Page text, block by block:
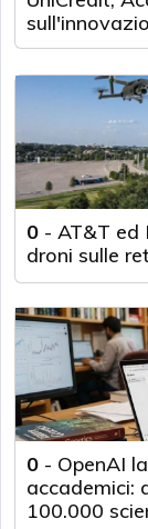
0 - AT&T ed
droni sulle
0 - OpenAI
accademici:
100.000